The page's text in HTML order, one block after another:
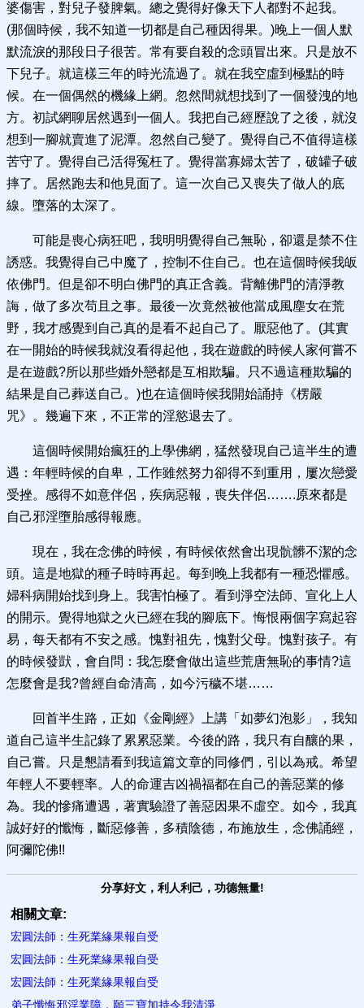
婆傷害，對兒子發脾氣。總之覺得好像天下人都對不起我。
(那個時候，我不知道一切都是自己種因得果。)晚上一個人默
默流淚的那段日子很苦。常有要自殺的念頭冒出來。只是放不
下兒子。就這樣三年的時光流過了。就在我空虛到極點的時
候。在一個偶然的機緣上網。忽然間就想找到了一個發洩的地
方。初試網聊居然遇到一個人。我把自己經歷說了之後，就沒
想到一腳就賣進了泥潭。忽然自己變了。覺得自己不值得這樣
苦守了。覺得自己活得冤枉了。覺得當寡婦太苦了，破罐子破
摔了。居然跑去和他見面了。這一次自己又喪失了做人的底
線。墮落的太深了。
可能是喪心病狂吧，我明明覺得自己無恥，卻還是禁不住
誘惑。我覺得自己中魔了，控制不住自己。也在這個時候我皈
依佛門。但是卻不明白佛門的真正含義。背離佛門的清淨教
誨，做了多次苟且之事。最後一次竟然被他當成風塵女在荒
野，我才感覺到自己真的是看不起自己了。厭惡他了。(其實
在一開始的時候我就沒看得起他，我在遊戲的時候人家何嘗不
是在遊戲?所以那些婚外戀都是互相欺騙。只不過這種欺騙的
結果是自己葬送自己。)也在這個時候我開始誦持《楞嚴
咒》。幾遍下來，不正常的淫慾退去了。
這個時候開始瘋狂的上學佛網，猛然發現自己這半生的遭
遇：年輕時候的自卑，工作雖然努力卻得不到重用，屢次戀愛
受挫。感得不如意伴侶，疾病惡報，喪失伴侶…….原來都是
自己邪淫墮胎感得報應。
現在，我在念佛的時候，有時候依然會出現骯髒不潔的念
頭。這是地獄的種子時時再起。每到晚上我都有一種恐懼感。
婦科病開始找到身上。我害怕極了。看到淨空法師、宣化上人
的開示。覺得地獄之火已經在我的腳底下。悔恨兩個字寫起容
易，每天都有不安之感。愧對祖先，愧對父母。愧對孩子。有
的時候發獃，會自問：我怎麼會做出這些荒唐無恥的事情?這
怎麼會是我?曾經自命清高，如今污穢不堪……
回首半生路，正如《金剛經》上講「如夢幻泡影」，我知
道自己這半生記錄了累累惡業。今後的路，我只有自釀的果，
自己嘗。只是懇請看到我這篇文章的同修們，引以為戒。希望
年輕人不要輕率。人的命運吉凶禍福都在自己的善惡業的修
為。我的慘痛遭遇，著實驗證了善惡因果不虛空。如今，我真
誠好好的懺悔，斷惡修善，多積陰德，布施放生，念佛誦經，
阿彌陀佛!!
分享好文，利人利己，功德無量!
相關文章:
宏圓法師：生死業緣果報自受
宏圓法師：生死業緣果報自受
宏圓法師：生死業緣果報自受
弟子懺悔邪淫業障，願三寶加持令我清淨